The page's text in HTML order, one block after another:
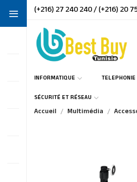
(+216) 27 240 240 / (+216) 20
INFORMATIQUE
SÉCURITÉ ET RÉSEAU
Accueil Multimédia